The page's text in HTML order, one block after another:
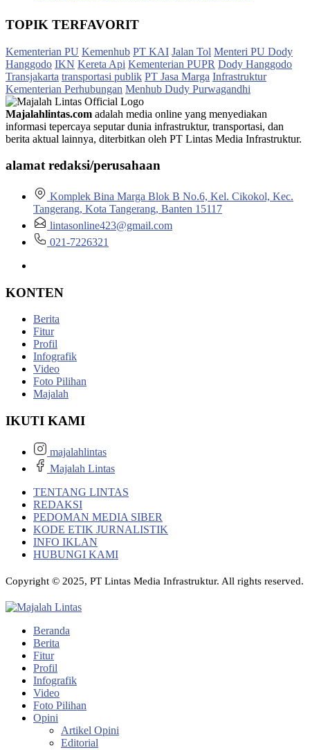
TOPIK TERFAVORIT
Kementerian PU Kemenhub PT KAI Jalan Tol Menteri PU Dody
Hanggodo IKN Kereta Api Kementerian PUPR Dody Hanggodo
Transjakarta transportasi publik PT Jasa Marga Infrastruktur
Kementerian Perhubungan Menhub Dudy Purwagandhi
Majalahlintas.com adalah media online yang menyediakan
informasi tepercaya seputar dunia infrastruktur, transportasi, dan
berita aktual lainnya, diterbitkan oleh PT Lintas Media Infrastruktur.
alamat redaksi/perusahaan
Komplek Bina Marga Blok B No.6, Kel. Cikokol, Kec.
Tangerang, Kota Tangerang, Banten 15117
lintasonline423@gmail.com
021-7226321
KONTEN
Berita
Fitur
Profil
Infografik
Video
Foto Pilihan
Majalah
IKUTI KAMI
majalahlintas
Majalah Lintas
TENTANG LINTAS
REDAKSI
PEDOMAN MEDIA SIBER
KODE ETIK JURNALISTIK
INFO IKLAN
HUBUNGI KAMI
Copyright © 2025, PT Lintas Media Infrastruktur. All rights reserved.
Beranda
Berita
Fitur
Profil
Infografik
Video
Foto Pilihan
Opini
Artikel Opini
Editorial